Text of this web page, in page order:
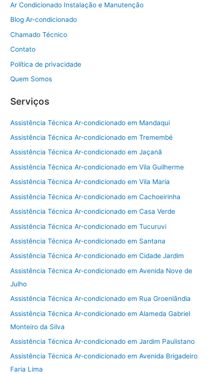
Ar Condicionado Instalação e Manutenção
Blog Ar-condicionado
Chamado Técnico
Contato
Política de privacidade
Quem Somos
Serviços
Assistência Técnica Ar-condicionado em Mandaqui
Assistência Técnica Ar-condicionado em Tremembé
Assistência Técnica Ar-condicionado em Jaçanã
Assistência Técnica Ar-condicionado em Vila Guilherme
Assistência Técnica Ar-condicionado em Vila Maria
Assistência Técnica Ar-condicionado em Cachoeirinha
Assistência Técnica Ar-condicionado em Casa Verde
Assistência Técnica Ar-condicionado em Tucuruvi
Assistência Técnica Ar-condicionado em Santana
Assistência Técnica Ar-condicionado em Cidade Jardim
Assistência Técnica Ar-condicionado em Avenida Nove de
Julho
Assistência Técnica Ar-condicionado em Rua Groenlândia
Assistência Técnica Ar-condicionado em Alameda Gabriel
Monteiro da Silva
Assistência Técnica Ar-condicionado em Jardim Paulistano
Assistência Técnica Ar-condicionado em Avenida Brigadeiro
Faria Lima